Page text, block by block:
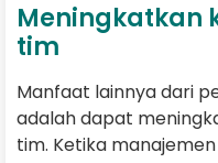
Meningkatkan
tim
Manfaat lainnya dari
adalah dapat
tim. Ketika